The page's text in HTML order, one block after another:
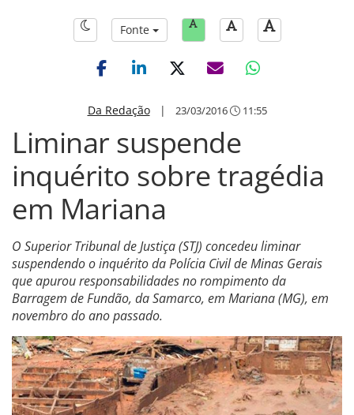
Fonte
Da Redação| 23/03/2016 11:55
Liminar suspende
inquérito sobre tragédia
em Mariana
O Superior Tribunal de Justiça (STJ) concedeu liminar
suspendendo o inquérito da Polícia Civil de Minas Gerais
que apurou responsabilidades no rompimento da
Barragem de Fundão, da Samarco, em Mariana (MG), em
novembro do ano passado.